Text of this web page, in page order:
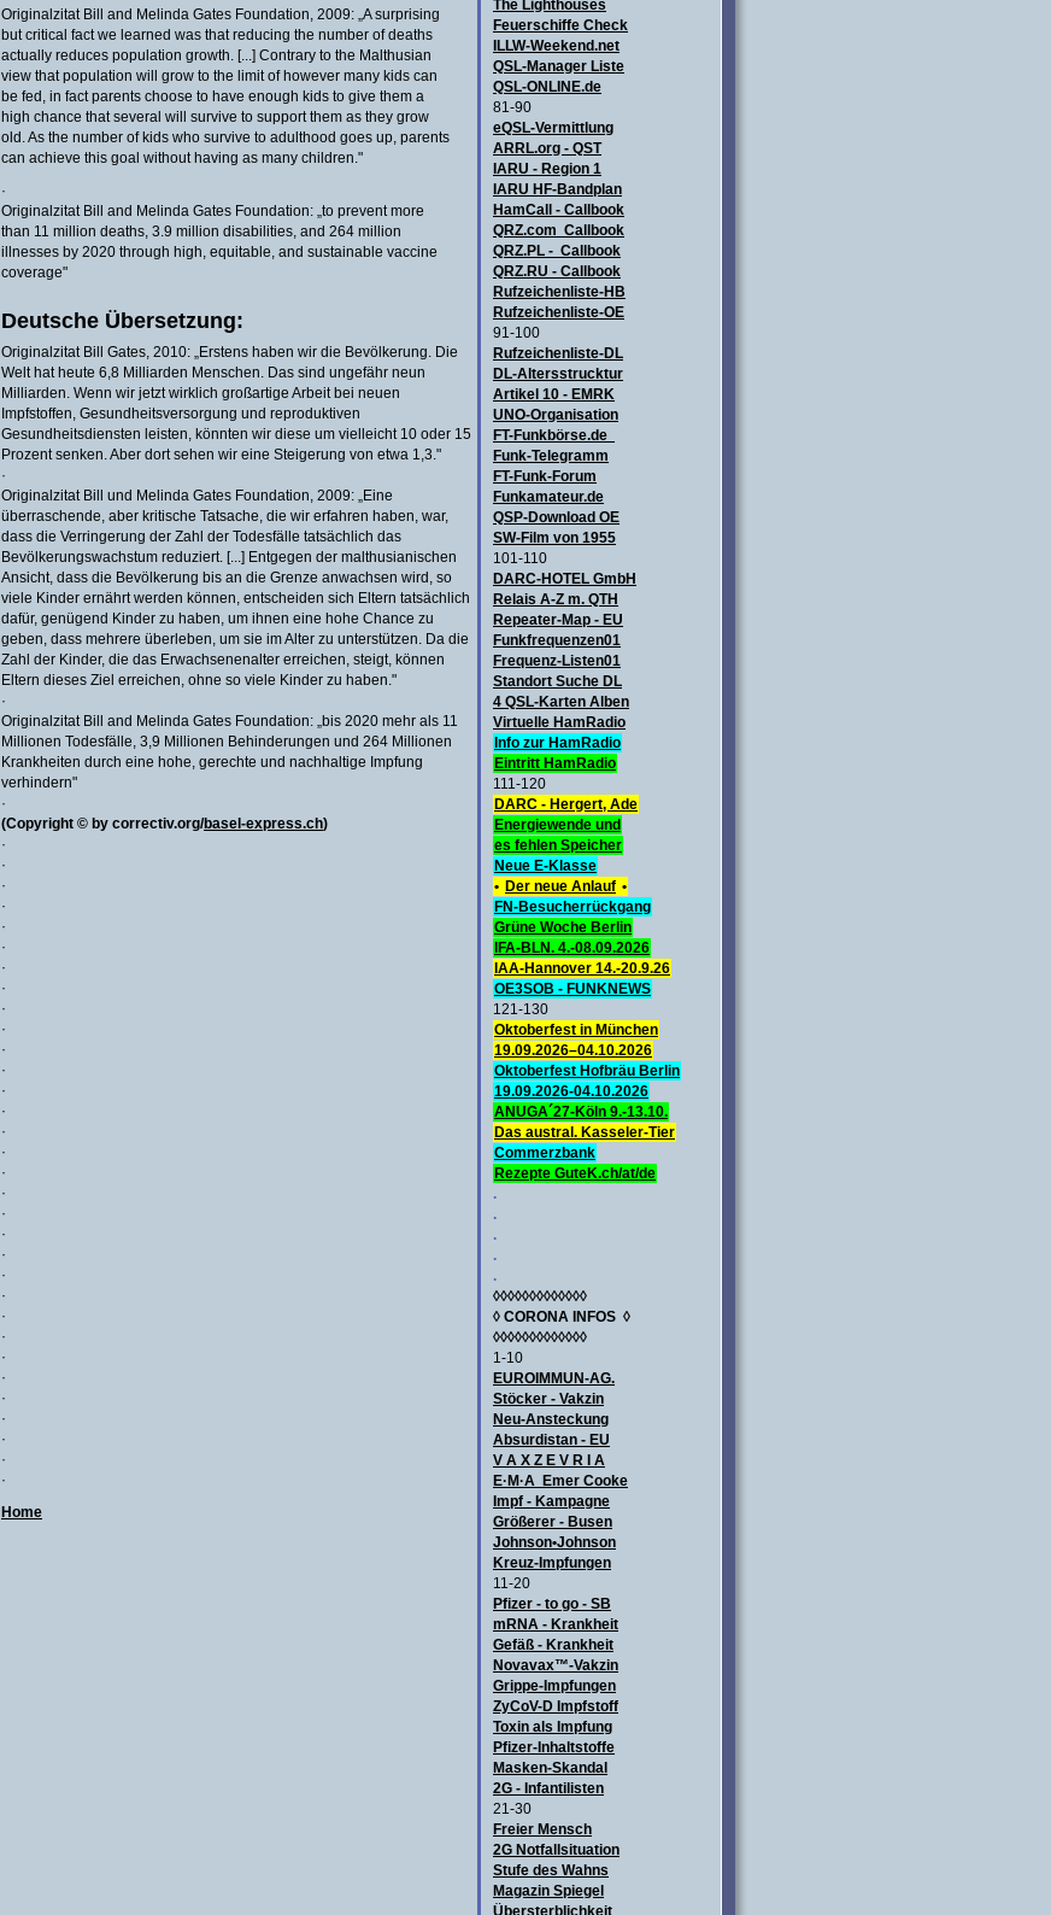
The Lighthouses
Feuerschiffe Check
ILLW-Weekend.net
QSL-Manager Liste
QSL-ONLINE.de
81-90
eQSL-Vermittlung
ARRL.org - QST
IARU - Region 1
IARU HF-Bandplan
HamCall - Callbook
QRZ.com Callbook
QRZ.PL - Callbook
QRZ.RU - Callbook
Rufzeichenliste-HB
Rufzeichenliste-OE
91-100
Rufzeichenliste-DL
DL-Altersstrucktur
Artikel 10 - EMRK
UNO-Organisation
FT-Funkbörse.de
Funk-Telegramm
FT-Funk-Forum
Funkamateur.de
QSP-Download OE
SW-Film von 1955
101-110
DARC-HOTEL GmbH
Relais A-Z m. QTH
Repeater-Map - EU
Funkfrequenzen01
Frequenz-Listen01
Standort Suche DL
4 QSL-Karten Alben
Virtuelle HamRadio
Info zur HamRadio
Eintritt HamRadio
111-120
DARC - Hergert, Ade
Energiewende und
es fehlen Speicher
Neue E-Klasse
• Der neue Anlauf •
FN-Besucherrückgang
Grüne Woche Berlin
IFA-BLN. 4.-08.09.2026
IAA-Hannover 14.-20.9.26
OE3SOB - FUNKNEWS
121-130
Oktoberfest in München
19.09.2026–04.10.2026
Oktoberfest Hofbräu Berlin
19.09.2026-04.10.2026
ANUGA´27-Köln 9.-13.10.
Das austral. Kasseler-Tier
Commerzbank
Rezepte GuteK.ch/at/de
.
.
.
.
.
◊◊◊◊◊◊◊◊◊◊◊◊◊
◊ CORONA INFOS ◊
◊◊◊◊◊◊◊◊◊◊◊◊◊
1-10
EUROIMMUN-AG.
Stöcker - Vakzin
Neu-Ansteckung
Absurdistan - EU
V A X Z E V R I A
E·M·A Emer Cooke
Impf - Kampagne
Größerer - Busen
Johnson•Johnson
Kreuz-Impfungen
11-20
Pfizer - to go - SB
mRNA - Krankheit
Gefäß - Krankheit
Novavax™-Vakzin
Grippe-Impfungen
ZyCoV-D Impfstoff
Toxin als Impfung
Pfizer-Inhaltstoffe
Masken-Skandal
2G - Infantilisten
21-30
Freier Mensch
2G Notfallsituation
Stufe des Wahns
Magazin Spiegel
Übersterblichkeit
Originalzitat Bill and Melinda Gates Foundation, 2009: „A surprising
but critical fact we learned was that reducing the number of deaths
actually reduces population growth. [...] Contrary to the Malthusian
view that population will grow to the limit of however many kids can
be fed, in fact parents choose to have enough kids to give them a
high chance that several will survive to support them as they grow
old. As the number of kids who survive to adulthood goes up, parents
can achieve this goal without having as many children."
·
Originalzitat Bill and Melinda Gates Foundation: „to prevent more
than 11 million deaths, 3.9 million disabilities, and 264 million
illnesses by 2020 through high, equitable, and sustainable vaccine
coverage"
Deutsche Übersetzung:
Originalzitat Bill Gates, 2010: „Erstens haben wir die Bevölkerung. Die
Welt hat heute 6,8 Milliarden Menschen. Das sind ungefähr neun
Milliarden. Wenn wir jetzt wirklich großartige Arbeit bei neuen
Impfstoffen, Gesundheitsversorgung und reproduktiven
Gesundheitsdiensten leisten, könnten wir diese um vielleicht 10 oder 15
Prozent senken. Aber dort sehen wir eine Steigerung von etwa 1,3."
·
Originalzitat Bill und Melinda Gates Foundation, 2009: „Eine
überraschende, aber kritische Tatsache, die wir erfahren haben, war,
dass die Verringerung der Zahl der Todesfälle tatsächlich das
Bevölkerungswachstum reduziert. [...] Entgegen der malthusianischen
Ansicht, dass die Bevölkerung bis an die Grenze anwachsen wird, so
viele Kinder ernährt werden können, entscheiden sich Eltern tatsächlich
dafür, genügend Kinder zu haben, um ihnen eine hohe Chance zu
geben, dass mehrere überleben, um sie im Alter zu unterstützen. Da die
Zahl der Kinder, die das Erwachsenenalter erreichen, steigt, können
Eltern dieses Ziel erreichen, ohne so viele Kinder zu haben."
·
Originalzitat Bill and Melinda Gates Foundation: „bis 2020 mehr als 11
Millionen Todesfälle, 3,9 Millionen Behinderungen und 264 Millionen
Krankheiten durch eine hohe, gerechte und nachhaltige Impfung
verhindern"
·
(Copyright © by correctiv.org/basel-express.ch)
·
·
·
·
·
·
·
·
·
·
·
·
·
·
·
·
·
·
·
·
·
·
·
·
·
·
·
·
·
·
·
·
Home